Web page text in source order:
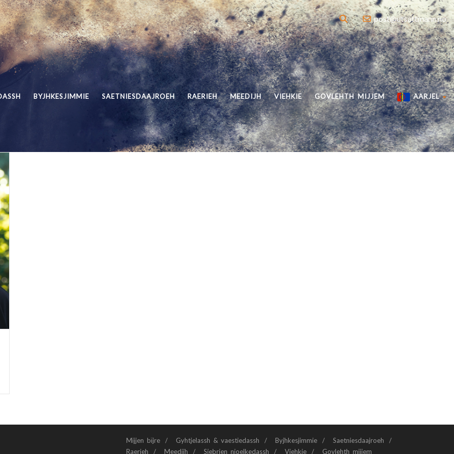
post@utsattmann.no
BYJHKESJIMMIE SAETNIESDAAJROEH RAERIEH MEEDIJH VIEHKIE GOVLEHTH MIJJEM AARJEL
Mijjen bïjre Gyhtjelassh & vaestiedassh Byjhkesjimmie
Saetniesdaajroeh
Raerieh
Meedijh Siebrien njoelkedassh Viehkie Govlehth mijjem